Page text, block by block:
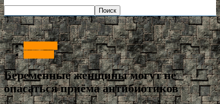
РИА Астрахань Здоровье Беременные женщины могут не
опасаться приёма антибиотиков
Беременные женщины могут не
опасаться приёма антибиотиков